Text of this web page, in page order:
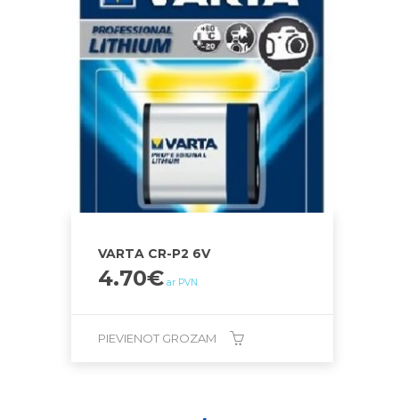
VARTA CR-P2 6V
4.70€ ar PVN
PIEVIENOT GROZAM